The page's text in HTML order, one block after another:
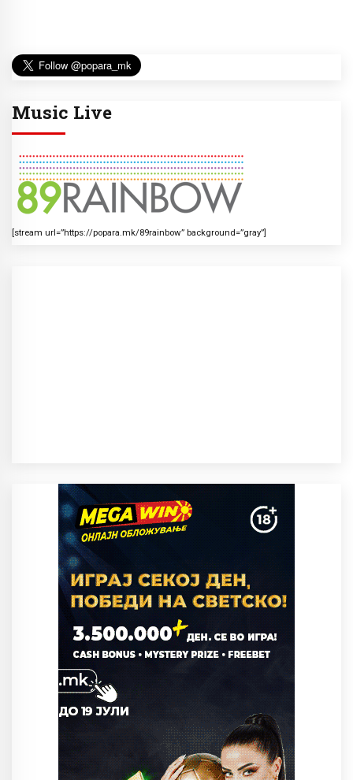
Music Live
[stream url=”https://popara.mk/89rainbow” background=”gray”]